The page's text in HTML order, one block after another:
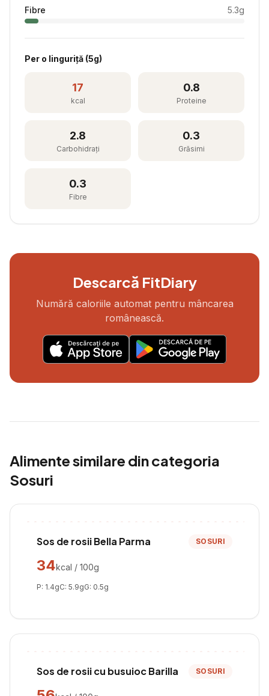
Fibre 5.3g
Per o linguriță (5g)
17
kcal
0.8
Proteine
2.8
Carbohidrați
0.3
Grăsimi
0.3
Fibre
Descarcă FitDiary
Numără caloriile automat pentru mâncarea
românească.
Alimente similare din categoria
Sosuri
Sos de rosii Bella Parma SOSURI
34kcal / 100g
P: 1.4gC: 5.9gG: 0.5g
Sos de rosii cu busuioc Barilla SOSURI